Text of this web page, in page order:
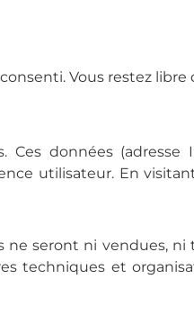
Vous restez libre
données (adresse
utilisateur. En
seront ni vendues, ni
techniques et